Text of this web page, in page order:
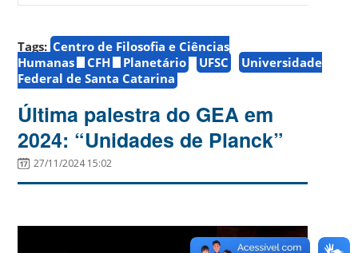
Tags: Centro de Filosofia e Ciências
Humanas
CFH Planetário UFSC
Universidade
Federal de Santa Catarina
Última palestra do GEA em
2024: “Unidades de Planck”
27/11/2024 15:02